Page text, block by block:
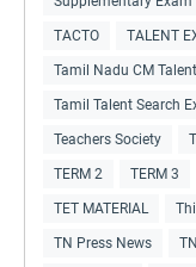
TACTO TALENT
Tamil Nadu CM
Tamil Talent Search
Teachers Society
TERM 2 TERM 3
TET MATERIAL
TN Press News